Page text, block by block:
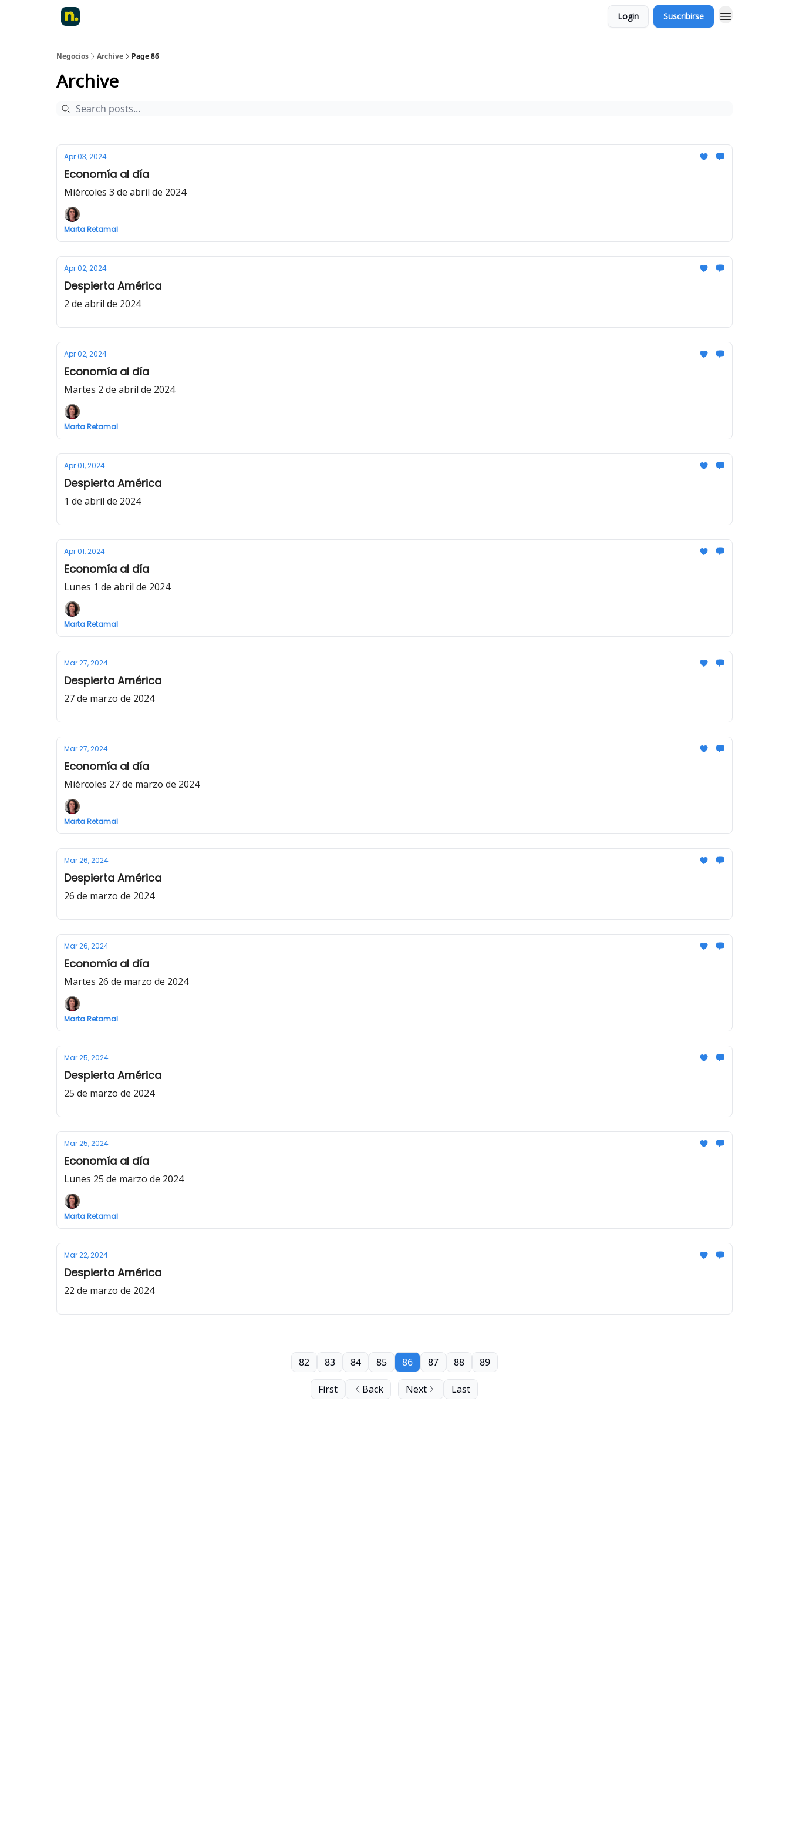
Login Suscribirse
Negocios Archive Page 86
Archive
Apr 03, 2024
Economía al día
Miércoles 3 de abril de 2024
Marta Retamal
Apr 02, 2024
Despierta América
2 de abril de 2024
Apr 02, 2024
Economía al día
Martes 2 de abril de 2024
Marta Retamal
Apr 01, 2024
Despierta América
1 de abril de 2024
Apr 01, 2024
Economía al día
Lunes 1 de abril de 2024
Marta Retamal
Mar 27, 2024
Despierta América
27 de marzo de 2024
Mar 27, 2024
Economía al día
Miércoles 27 de marzo de 2024
Marta Retamal
Mar 26, 2024
Despierta América
26 de marzo de 2024
Mar 26, 2024
Economía al día
Martes 26 de marzo de 2024
Marta Retamal
Mar 25, 2024
Despierta América
25 de marzo de 2024
Mar 25, 2024
Economía al día
Lunes 25 de marzo de 2024
Marta Retamal
Mar 22, 2024
Despierta América
22 de marzo de 2024
First Back
82 83 84 85 86 87 88 89
Next Last